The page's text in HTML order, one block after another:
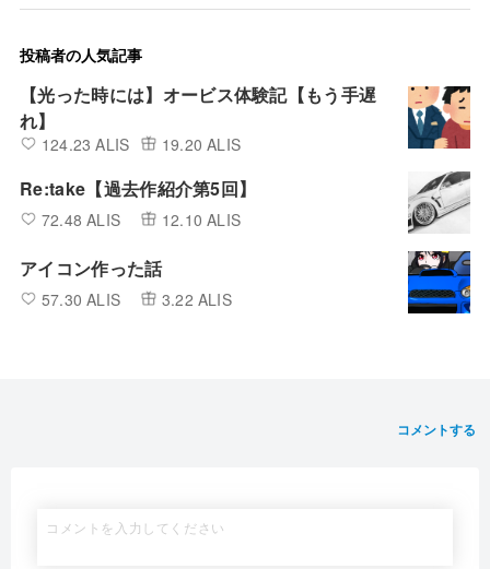
投稿者の人気記事
【光った時には】オービス体験記【もう手遅
れ】
124.23 ALIS 19.20 ALIS
Re:take【過去作紹介第5回】
72.48 ALIS 12.10 ALIS
アイコン作った話
57.30 ALIS 3.22 ALIS
コメントする